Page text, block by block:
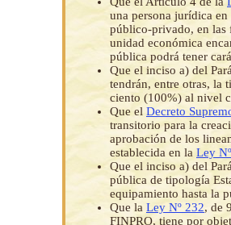
una persona jurídica
público-privado, en las
unidad económica
pública podrá tener
Que el inciso a) del
tendrán, entre otras, la
ciento (100%) al nivel
Que el Decreto
transitorio para la
aprobación de los
establecida en la Ley
Que el inciso a) del
pública de tipología
equipamiento hasta la
Que la Ley Nº 232, de
FINPRO, tiene por